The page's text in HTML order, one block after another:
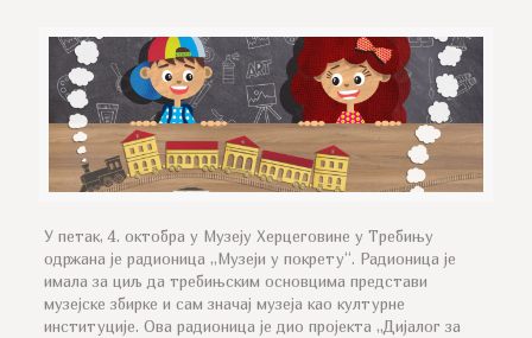
У петак, 4. октобра у Музеју Херцеговине у Требињу
одржана је радионица „Музеји у покрету“. Радионица је
имала за циљ да требињским основцима представи
музејске збирке и сам значај музеја као културне
институције. Ова радионица је дио пројекта „Дијалог за